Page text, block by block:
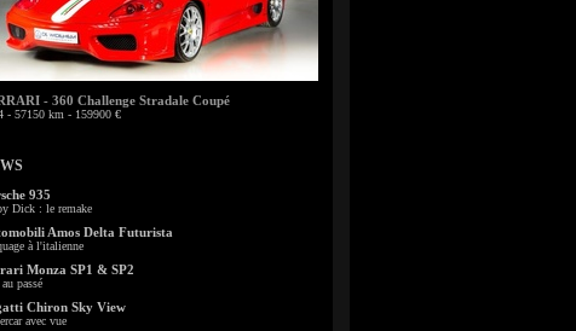
- 360 Challenge Stradale Coupé
- 57150 km - 159900 €
935
Dick : le remake
Amos Delta Futurista
à l'italienne
Monza SP1 & SP2
passé
Chiron Sky View
avec vue